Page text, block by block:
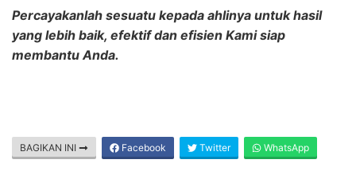
Percayakanlah sesuatu kepada ahlinya untuk hasil
yang lebih baik, efektif dan efisien Kami siap
membantu Anda.
BAGIKAN INI Facebook Twitter WhatsApp